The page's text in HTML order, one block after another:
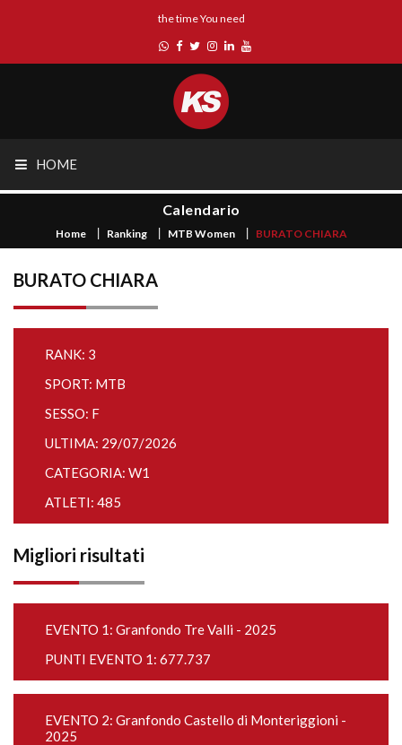
the time You need
HOME
Calendario
Home Ranking MTB Women BURATO CHIARA
BURATO CHIARA
RANK: 3
SPORT: MTB
SESSO: F
ULTIMA: 29/07/2026
CATEGORIA: W1
ATLETI: 485
Migliori risultati
EVENTO 1: Granfondo Tre Valli - 2025
PUNTI EVENTO 1: 677.737
EVENTO 2: Granfondo Castello di Monteriggioni -
2025